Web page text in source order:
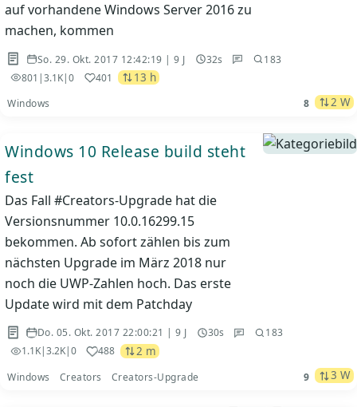
auf vorhandene Windows Server 2016 zu
machen, kommen
So. 29. Okt. 2017 12:42:19 | 9 J 32s
183
801 |3.1K|0 401 13 h
Windows 8 2 W
Windows 10 Release build steht
fest
Das Fall #Creators-Upgrade hat die
Versionsnummer 10.0.16299.15
bekommen. Ab sofort zählen bis zum
nächsten Upgrade im März 2018 nur
noch die UWP-Zahlen hoch. Das erste
Update wird mit dem Patchday
Do. 05. Okt. 2017 22:00:21 | 9 J 30s
183
1.1K |3.2K |0 488 2 m
Windows Creators Creators-Upgrade 9 3 W